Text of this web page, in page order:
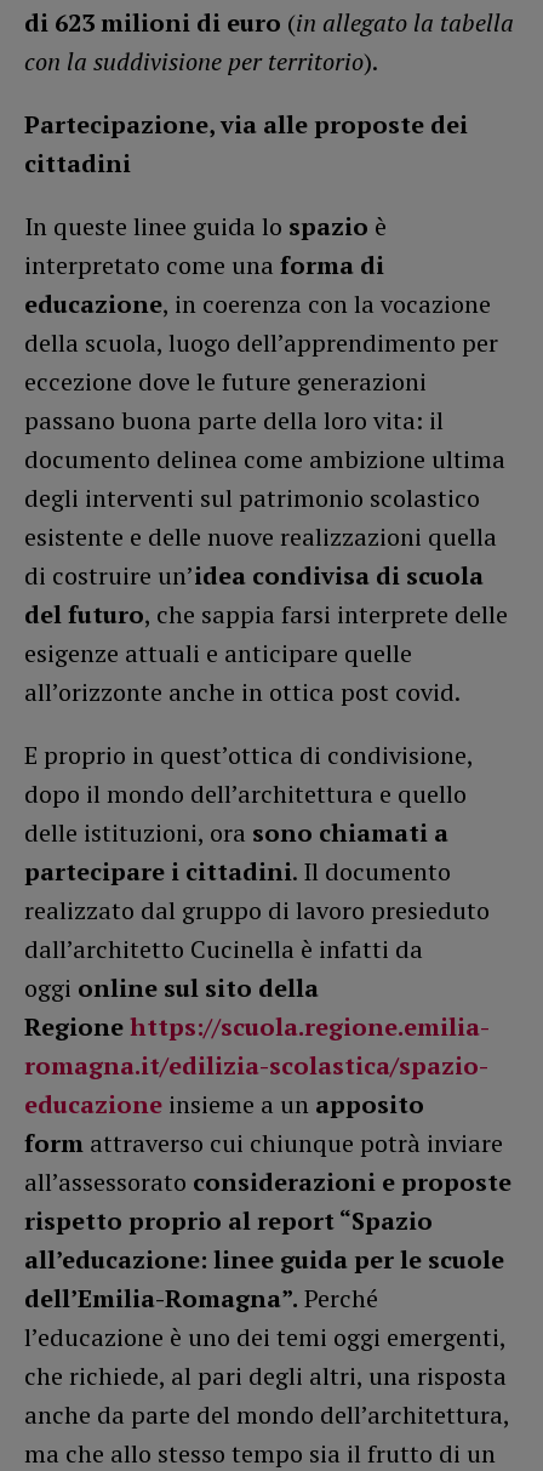
di 623 milioni di euro (in allegato la tabella
con la suddivisione per territorio).
Partecipazione, via alle proposte dei
cittadini
In queste linee guida lo spazio è
interpretato come una forma di
educazione, in coerenza con la vocazione
della scuola, luogo dell’apprendimento per
eccezione dove le future generazioni
passano buona parte della loro vita: il
documento delinea come ambizione ultima
degli interventi sul patrimonio scolastico
esistente e delle nuove realizzazioni quella
di costruire un’idea condivisa di scuola
del futuro, che sappia farsi interprete delle
esigenze attuali e anticipare quelle
all’orizzonte anche in ottica post covid.
E proprio in quest’ottica di condivisione,
dopo il mondo dell’architettura e quello
delle istituzioni, ora sono chiamati a
partecipare i cittadini. Il documento
realizzato dal gruppo di lavoro presieduto
dall’architetto Cucinella è infatti da
oggi online sul sito della
Regionehttps://scuola.regione.emilia-
romagna.it/edilizia-scolastica/spazio-
educazione insieme a un apposito
form attraverso cui chiunque potrà inviare
all’assessorato considerazioni e proposte
rispetto proprio al report “Spazio
all’educazione: linee guida per le scuole
dell’Emilia-Romagna”. Perché
l’educazione è uno dei temi oggi emergenti,
che richiede, al pari degli altri, una risposta
anche da parte del mondo dell’architettura,
ma che allo stesso tempo sia il frutto di un